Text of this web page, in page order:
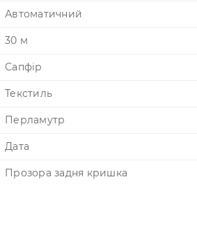
Автоматичний
30 м
Сапфір
Текстиль
Перламутр
Дата
Прозора задня кришка